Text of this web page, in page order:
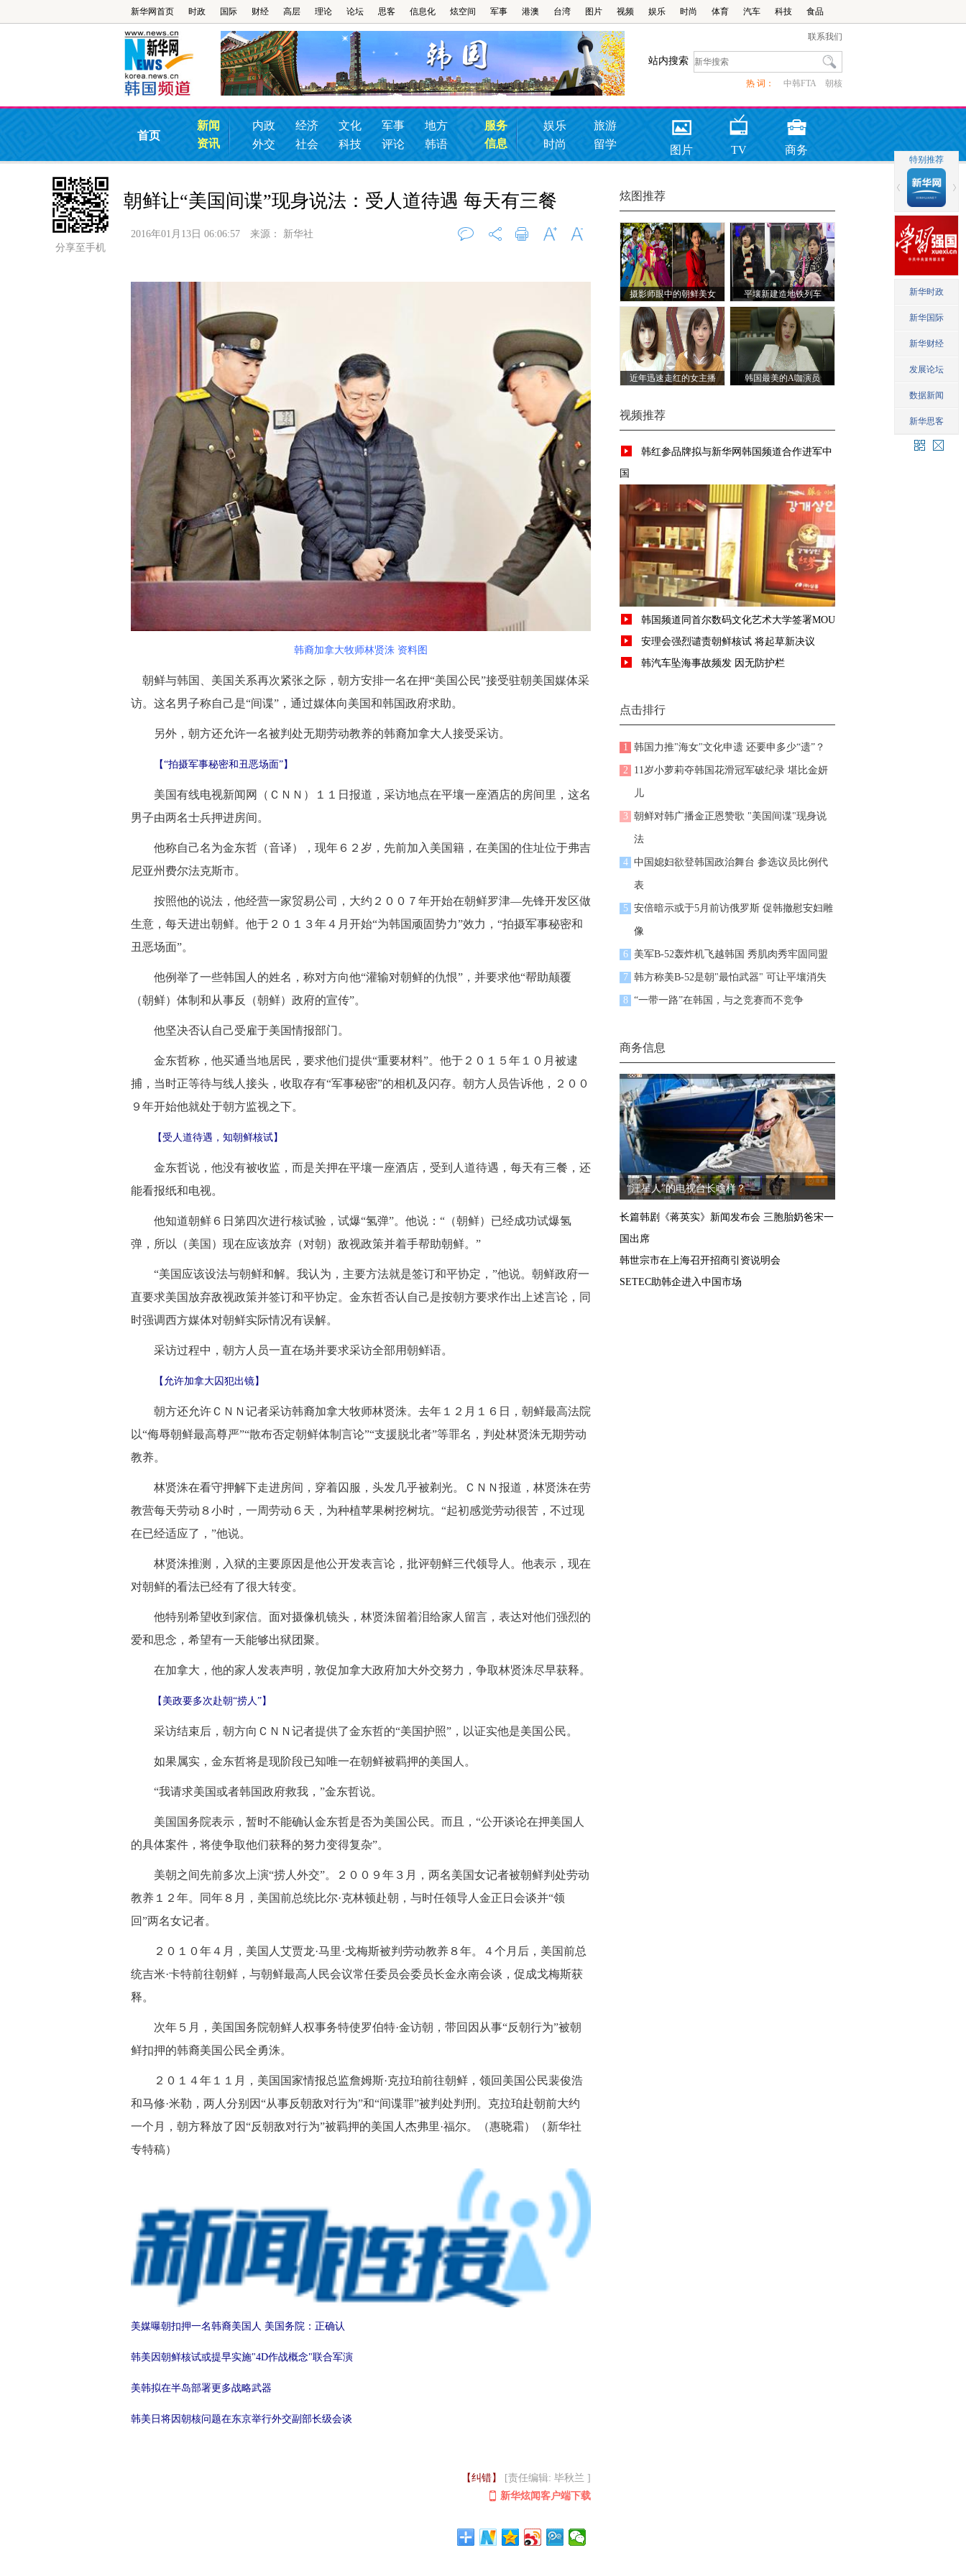
新华网首页 时政 国际 财经 高层 理论 论坛 思客 信息化 炫空间 军事 港澳 台湾 图片 视频 娱乐 时尚 体育 汽车 科技 食品
联系我们
站内搜索
热 词： 中韩FTA 朝核
首页
新闻
资讯
内政 经济 文化 军事
地方
外交
社会 科技 评论 韩语
服务
信息
娱乐
旅游
时尚
留学 图片 TV 商务
分享至手机
炫图推荐
摄影师眼中的朝鲜美女 平壤新建造地铁列车
近年迅速走红的女主播 韩国最美的A咖演员
视频推荐
韩红参品牌拟与新华网韩国频道合作进军中
国
韩国频道同首尔数码文化艺术大学签署MOU
安理会强烈谴责朝鲜核试 将起草新决议
韩汽车坠海事故频发 因无防护栏
点击排行
1 韩国力推"海女"文化申遗 还要申多少“遗”？
2 11岁小萝莉夺韩国花滑冠军破纪录 堪比金妍
儿
3 朝鲜对韩广播金正恩赞歌 "美国间谍"现身说
法
4 中国媳妇欲登韩国政治舞台 参选议员比例代
表
5 安倍暗示或于5月前访俄罗斯 促韩撤慰安妇雕
像
6 美军B-52轰炸机飞越韩国 秀肌肉秀牢固同盟
7 韩方称美B-52是朝"最怕武器" 可让平壤消失
8 “一带一路”在韩国，与之竞赛而不竞争
商务信息
“汪星人”的电视台长啥样？
长篇韩剧《蒋英实》新闻发布会 三胞胎奶爸宋一
国出席
韩世宗市在上海召开招商引资说明会
SETEC助韩企进入中国市场
朝鲜让“美国间谍”现身说法：受人道待遇 每天有三餐
2016年01月13日 06:06:57 来源： 新华社
韩裔加拿大牧师林贤洙 资料图
朝鲜与韩国、美国关系再次紧张之际，朝方安排一名在押“美国公民”接受驻朝美国媒体采
访。这名男子称自己是“间谍”，通过媒体向美国和韩国政府求助。
另外，朝方还允许一名被判处无期劳动教养的韩裔加拿大人接受采访。
【“拍摄军事秘密和丑恶场面”】
美国有线电视新闻网（ＣＮＮ）１１日报道，采访地点在平壤一座酒店的房间里，这名
男子由两名士兵押进房间。
他称自己名为金东哲（音译），现年６２岁，先前加入美国籍，在美国的住址位于弗吉
尼亚州费尔法克斯市。
按照他的说法，他经营一家贸易公司，大约２００７年开始在朝鲜罗津—先锋开发区做
生意，每天进出朝鲜。他于２０１３年４月开始“为韩国顽固势力”效力，“拍摄军事秘密和
丑恶场面”。
他例举了一些韩国人的姓名，称对方向他“灌输对朝鲜的仇恨”，并要求他“帮助颠覆
（朝鲜）体制和从事反（朝鲜）政府的宣传”。
他坚决否认自己受雇于美国情报部门。
金东哲称，他买通当地居民，要求他们提供“重要材料”。他于２０１５年１０月被逮
捕，当时正等待与线人接头，收取存有“军事秘密”的相机及闪存。朝方人员告诉他，２００
９年开始他就处于朝方监视之下。
【受人道待遇，知朝鲜核试】
金东哲说，他没有被收监，而是关押在平壤一座酒店，受到人道待遇，每天有三餐，还
能看报纸和电视。
他知道朝鲜６日第四次进行核试验，试爆“氢弹”。他说：“（朝鲜）已经成功试爆氢
弹，所以（美国）现在应该放弃（对朝）敌视政策并着手帮助朝鲜。”
“美国应该设法与朝鲜和解。我认为，主要方法就是签订和平协定，”他说。朝鲜政府一
直要求美国放弃敌视政策并签订和平协定。金东哲否认自己是按朝方要求作出上述言论，同
时强调西方媒体对朝鲜实际情况有误解。
采访过程中，朝方人员一直在场并要求采访全部用朝鲜语。
【允许加拿大囚犯出镜】
朝方还允许ＣＮＮ记者采访韩裔加拿大牧师林贤洙。去年１２月１６日，朝鲜最高法院
以“侮辱朝鲜最高尊严”“散布否定朝鲜体制言论”“支援脱北者”等罪名，判处林贤洙无期劳动
教养。
林贤洙在看守押解下走进房间，穿着囚服，头发几乎被剃光。ＣＮＮ报道，林贤洙在劳
教营每天劳动８小时，一周劳动６天，为种植苹果树挖树坑。“起初感觉劳动很苦，不过现
在已经适应了，”他说。
林贤洙推测，入狱的主要原因是他公开发表言论，批评朝鲜三代领导人。他表示，现在
对朝鲜的看法已经有了很大转变。
他特别希望收到家信。面对摄像机镜头，林贤洙留着泪给家人留言，表达对他们强烈的
爱和思念，希望有一天能够出狱团聚。
在加拿大，他的家人发表声明，敦促加拿大政府加大外交努力，争取林贤洙尽早获释。
【美政要多次赴朝“捞人”】
采访结束后，朝方向ＣＮＮ记者提供了金东哲的“美国护照”，以证实他是美国公民。
如果属实，金东哲将是现阶段已知唯一在朝鲜被羁押的美国人。
“我请求美国或者韩国政府救我，”金东哲说。
美国国务院表示，暂时不能确认金东哲是否为美国公民。而且，“公开谈论在押美国人
的具体案件，将使争取他们获释的努力变得复杂”。
美朝之间先前多次上演“捞人外交”。２００９年３月，两名美国女记者被朝鲜判处劳动
教养１２年。同年８月，美国前总统比尔·克林顿赴朝，与时任领导人金正日会谈并“领
回”两名女记者。
２０１０年４月，美国人艾贾龙·马里·戈梅斯被判劳动教养８年。４个月后，美国前总
统吉米·卡特前往朝鲜，与朝鲜最高人民会议常任委员会委员长金永南会谈，促成戈梅斯获
释。
次年５月，美国国务院朝鲜人权事务特使罗伯特·金访朝，带回因从事“反朝行为”被朝
鲜扣押的韩裔美国公民全勇洙。
２０１４年１１月，美国国家情报总监詹姆斯·克拉珀前往朝鲜，领回美国公民裴俊浩
和马修·米勒，两人分别因“从事反朝敌对行为”和“间谍罪”被判处判刑。克拉珀赴朝前大约
一个月，朝方释放了因“反朝敌对行为”被羁押的美国人杰弗里·福尔。（惠晓霜）（新华社
专特稿）
美媒曝朝扣押一名韩裔美国人 美国务院：正确认
韩美因朝鲜核试或提早实施"4D作战概念"联合军演
美韩拟在半岛部署更多战略武器
韩美日将因朝核问题在东京举行外交副部长级会谈
【纠错】
[责任编辑: 毕秋兰 ]
新华炫闻客户端下载